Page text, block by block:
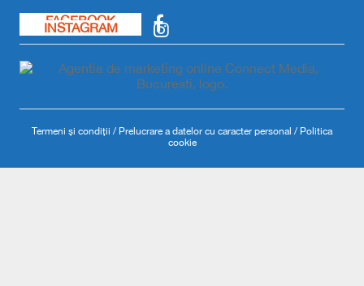
FACEBOOK
INSTAGRAM
Termeni și condiții / Prelucrare a datelor cu caracter personal / Politica
cookie